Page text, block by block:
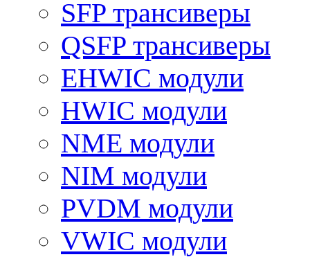
SFP трансиверы
QSFP трансиверы
EHWIC модули
HWIC модули
NME модули
NIM модули
PVDM модули
VWIC модули